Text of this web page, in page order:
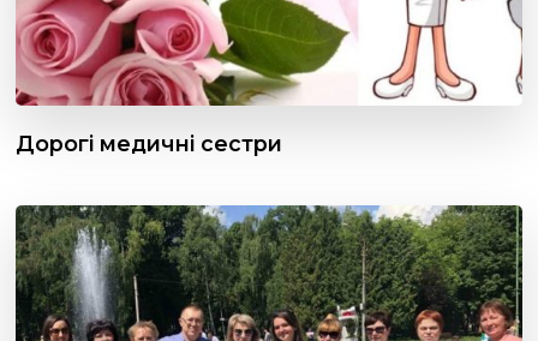
Дорогі медичні сестри